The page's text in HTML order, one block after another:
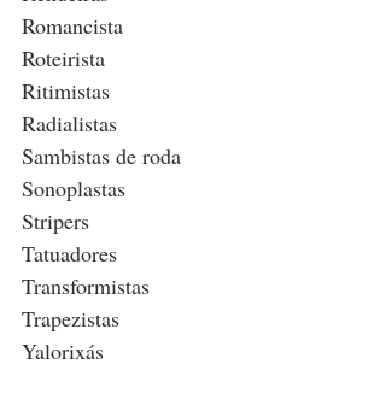
Romancista
Roteirista
Ritimistas
Radialistas
Sambistas de roda
Sonoplastas
Stripers
Tatuadores
Transformistas
Trapezistas
Yalorixás